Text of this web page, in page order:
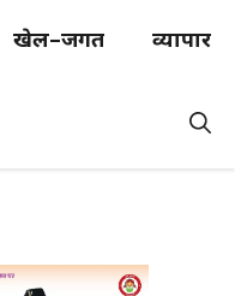
खेल–जगत व्यापार